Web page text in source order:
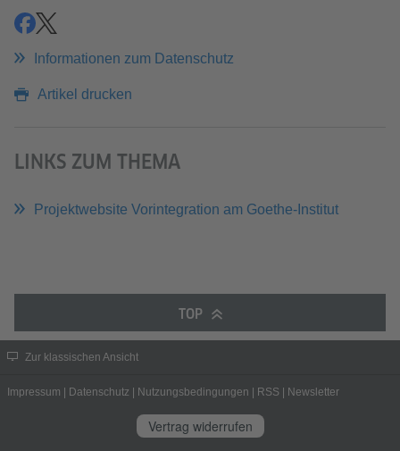
teilenteilen
Informationen zum Datenschutz
Artikel drucken
LINKS ZUM THEMA
Projektwebsite Vorintegration am Goethe-Institut
TOP
Zur klassischen Ansicht
Impressum | Datenschutz | Nutzungsbedingungen | RSS | Newsletter
Vertrag widerrufen